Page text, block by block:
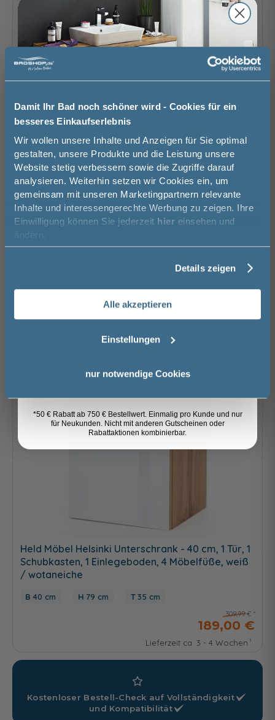
Damit Ihr Bad noch schöner wird - Cookies für ein
besseres Einkaufserlebnis
Wir wollen unsere Inhalte und Anzeigen für Sie optimal
gestalten, unsere Produkte und die Leistung unsere
Website stetig verbessern sowie die Zugriffe darauf
analysieren. Weiterhin setzen wir Cookies ein, um
gemeinsam mit unseren Marketingpartnern relevante
Inhalte und interessengerechte Werbung zu zeigen. Ihre
Einwilligung können Sie jederzeit hier einsehen und
ändern.
Details zeigen
Alle akzeptieren
Einstellungen
nur notwendige Cookies
Held Möbel Helsinki Oberschrank / Hängeschrank
- 40 cm, 1 Tür, 2 Einlegeböden, grau / wotaneiche
40 cm 64 cm 20 cm
Lieferzeit ca. 3 - 4 Wochen
-39%
Held Möbel Helsinki Unterschrank - 40 cm, 1 Tür, 1
Schubkasten, 1 Einlegeboden, 4 Möbelfüße, weiß
/ wotaneiche
40 cm 79 cm 35 cm
309,99 €
189,00 €
Lieferzeit ca. 3 - 4 Wochen
Kostenloser Bestell-Check auf Vollständigkeit
und Kompatibilität
Jetzt 50 € sparen!
Melde Sie sich hier zu unserem
Newsletter an und sparen Sie
50€* auf Ihre Bestellung!
Email
Anmelden
*50 € Rabatt ab 750 € Bestellwert. Einmalig pro Kunde und nur
für Neukunden. Nicht mit anderen Gutscheinen oder
Rabattaktionen kombinierbar.